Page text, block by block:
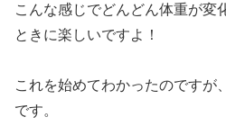
こんな感じでどんどん体重が変
ときに楽しいですよ！
これを始めてわかったのですが、
です。